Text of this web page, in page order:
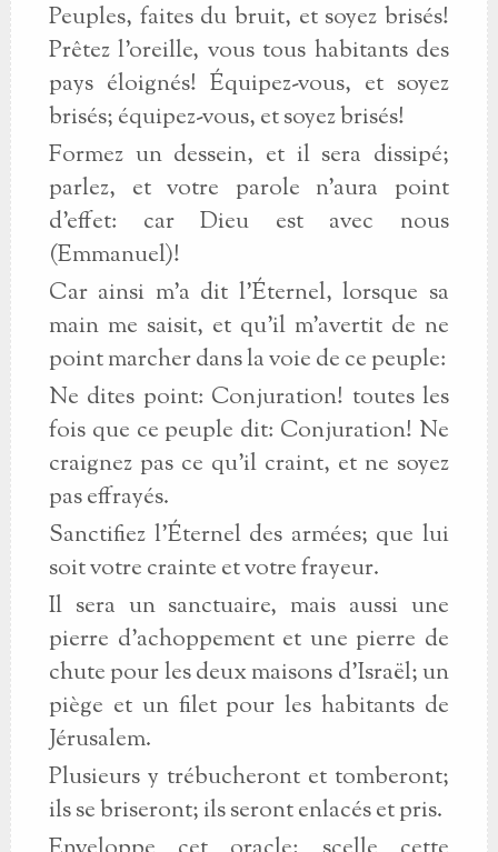
Peuples, faites du bruit, et soyez brisés!
Prêtez l'oreille, vous tous habitants des
pays éloignés! Équipez-vous, et soyez
brisés; équipez-vous, et soyez brisés!
Formez un dessein, et il sera dissipé;
parlez, et votre parole n'aura point
d'effet: car Dieu est avec nous
(Emmanuel)!
Car ainsi m'a dit l'Éternel, lorsque sa
main me saisit, et qu'il m'avertit de ne
point marcher dans la voie de ce peuple:
Ne dites point: Conjuration! toutes les
fois que ce peuple dit: Conjuration! Ne
craignez pas ce qu'il craint, et ne soyez
pas effrayés.
Sanctifiez l'Éternel des armées; que lui
soit votre crainte et votre frayeur.
Il sera un sanctuaire, mais aussi une
pierre d'achoppement et une pierre de
chute pour les deux maisons d'Israël; un
piège et un filet pour les habitants de
Jérusalem.
Plusieurs y trébucheront et tomberont;
ils se briseront; ils seront enlacés et pris.